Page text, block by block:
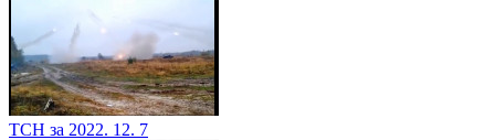
ТСН за 2022. 12. 7